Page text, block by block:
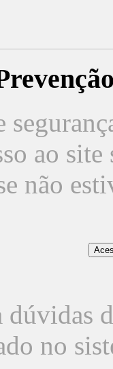
ao
não
dúvidas
no